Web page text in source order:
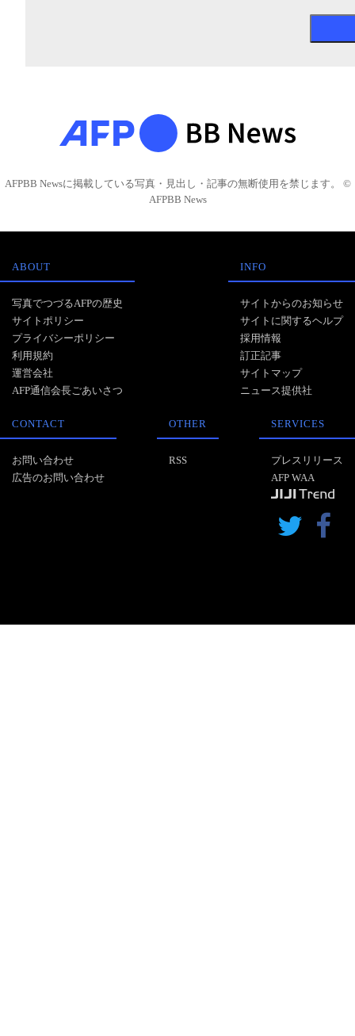
AFPBB Newsに掲載している写真・見出し・記事の無断使用を禁じます。 ©
AFPBB News
ABOUT
写真でつづるAFPの歴史
サイトポリシー
プライバシーポリシー
利用規約
運営会社
AFP通信会長ごあいさつ
INFO
サイトからのお知らせ
サイトに関するヘルプ
採用情報
訂正記事
サイトマップ
ニュース提供社
CONTACT
お問い合わせ
広告のお問い合わせ
OTHER
RSS
SERVICES
プレスリリース
AFP WAA